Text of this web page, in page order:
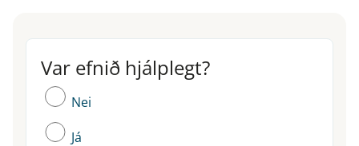
Var efnið hjálplegt?
Var efnið hjálplegt?
Nei
Já